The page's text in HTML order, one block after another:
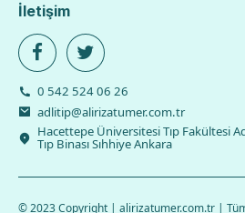
İletişim
0 542 524 06 26
adlitip@alirizatumer.com.tr
Hacettepe Üniversitesi Tıp Fakültesi
Tıp Binası Sıhhiye Ankara
© 2023 Copyright | alirizatumer.com.tr | Tüm